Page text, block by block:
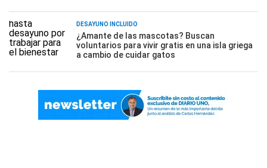
DESAYUNO INCLUÍDO
¿Amante de las mascotas? Buscan
voluntarios para vivir gratis en una isla griega
a cambio de cuidar gatos